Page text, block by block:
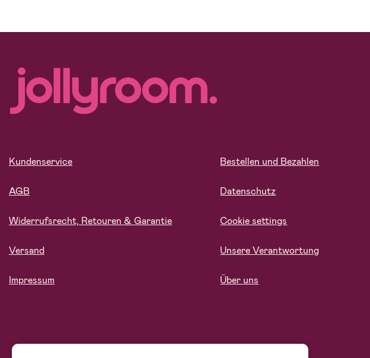
Kundenservice
AGB
Widerrufsrecht, Retouren & Garantie
Versand
Impressum
Bestellen und Bezahlen
Datenschutz
Cookie settings
Unsere Verantwortung
Über uns